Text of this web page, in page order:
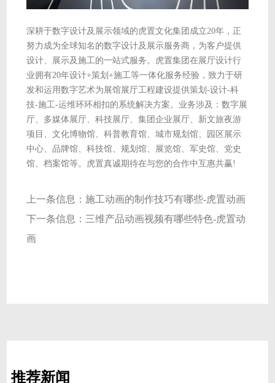
深耕于数字设计及展示领域的虎置文化集团成立20年，正
努力成为全球知名的数字设计及展示服务商，为客户提供
设计、展示及施工的一站式服务。虎置集团在展厅设计行
业拥有20年设计+策划+施工等一体化服务经验，致力于研
发和运用数字艺术为展馆展厅工程建设提供策划-设计-科
技-施工-运维环环相扣的系统解决方案。业务涉及：数字展
厅、多媒体展厅、科技展厅、集团企业展厅、新文旅夜游
项目、文化博物馆、科普教育馆、城市规划馆、园区展示
中心、品牌馆、科技馆、规划馆、展览馆、军史馆、党史
馆、档案馆等。虎置真诚期待在与您的合作中互惠共赢!
上一条信息：施工动画的制作技巧有哪些-虎置动画
下一条信息： 三维产品动画视频有哪些特色-虎置动
画
推荐新闻